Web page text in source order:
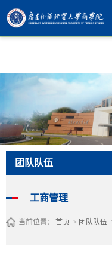
365英国上市公
团队队伍
工商管理
当前位置： 首页 -> 团队队伍-